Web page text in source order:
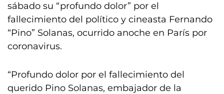
sábado su “profundo dolor” por el
fallecimiento del político y cineasta Fernando
“Pino” Solanas, ocurrido anoche en París por
coronavirus.
“Profundo dolor por el fallecimiento del
querido Pino Solanas, embajador de la